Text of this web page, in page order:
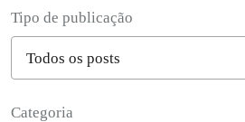
Tipo de publicação
Categoria